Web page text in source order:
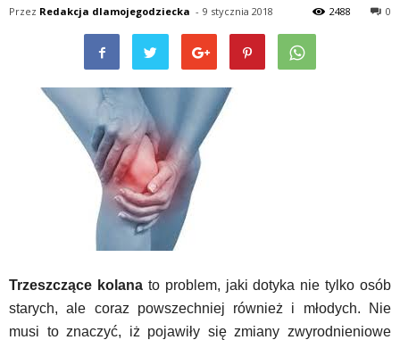
Przez Redakcja dlamojegodziecka - 9 stycznia 2018 0
2488
Trzeszczące kolanato problem, jaki dotyka nie tylko osób
starych, ale coraz powszechniej również i młodych. Nie
musi to znaczyć, iż pojawiły się zmiany zwyrodnieniowe